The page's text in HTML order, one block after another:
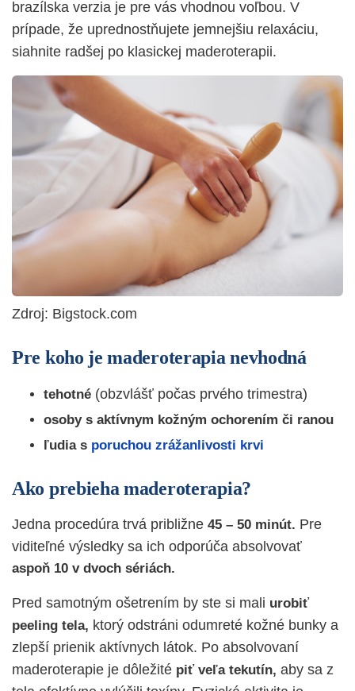
brazílska verzia je pre vás vhodnou voľbou. V
prípade, že uprednostňujete jemnejšiu relaxáciu,
siahnite radšej po klasickej maderoterapii.
Zdroj: Bigstock.com
Pre koho je maderoterapia nevhodná
tehotné (obzvlášť počas prvého trimestra)
osoby s aktívnym kožným ochorením či ranou
ľudia s poruchou zrážanlivosti krvi
Ako prebieha maderoterapia?
Jedna procedúra trvá približne 45 – 50 minút. Pre
viditeľné výsledky sa ich odporúča absolvovať
aspoň 10 v dvoch sériách.
Pred samotným ošetrením by ste si mali urobiť
peeling tela, ktorý odstráni odumreté kožné bunky a
zlepší prienik aktívnych látok. Po absolvovaní
maderoterapie je dôležité piť veľa tekutín, aby sa z